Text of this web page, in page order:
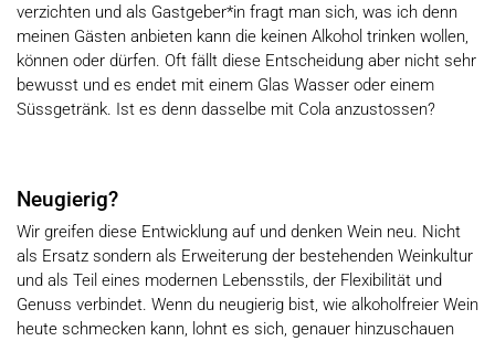
verzichten und als Gastgeber*in fragt man sich, was ich denn
meinen Gästen anbieten kann die keinen Alkohol trinken wollen,
können oder dürfen. Oft fällt diese Entscheidung aber nicht sehr
bewusst und es endet mit einem Glas Wasser oder einem
Süssgetränk. Ist es denn dasselbe mit Cola anzustossen?
Neugierig?
Wir greifen diese Entwicklung auf und denken Wein neu. Nicht
als Ersatz sondern als Erweiterung der bestehenden Weinkultur
und als Teil eines modernen Lebensstils, der Flexibilität und
Genuss verbindet. Wenn du neugierig bist, wie alkoholfreier Wein
heute schmecken kann, lohnt es sich, genauer hinzuschauen